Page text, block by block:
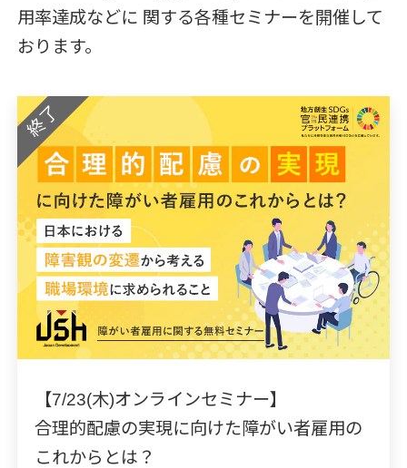
用率達成などに 関する各種セミナーを開催して
おります。
終了
【7/23(木)オンラインセミナー】
合理的配慮の実現に向けた障がい者雇用の
これからとは？